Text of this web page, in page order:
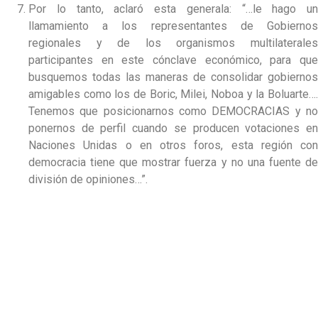
Por lo tanto, aclaró esta generala: “…le hago un
llamamiento a los representantes de Gobiernos
regionales y de los organismos multilaterales
participantes en este cónclave económico, para que
busquemos todas las maneras de consolidar gobiernos
amigables como los de Boric, Milei, Noboa y la Boluarte….
Tenemos que posicionarnos como DEMOCRACIAS y no
ponernos de perfil cuando se producen votaciones en
Naciones Unidas o en otros foros, esta región con
democracia tiene que mostrar fuerza y no una fuente de
división de opiniones…”.